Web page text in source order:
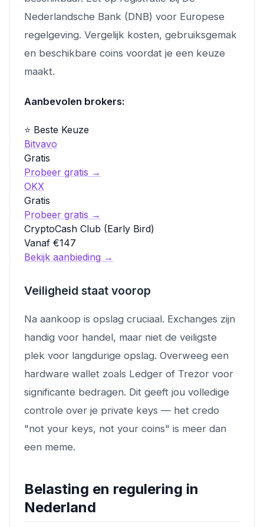
Nederlandsche Bank (DNB) voor Europese
regelgeving. Vergelijk kosten, gebruiksgemak
en beschikbare coins voordat je een keuze
maakt.
Aanbevolen brokers:
⭐ Beste Keuze
Bitvavo
Gratis
Probeer gratis →
OKX
Gratis
Probeer gratis →
CryptoCash Club (Early Bird)
Vanaf €147
Bekijk aanbieding →
Veiligheid staat voorop
Na aankoop is opslag cruciaal. Exchanges zijn
handig voor handel, maar niet de veiligste
plek voor langdurige opslag. Overweeg een
hardware wallet zoals Ledger of Trezor voor
significante bedragen. Dit geeft jou volledige
controle over je private keys — het credo
"not your keys, not your coins" is meer dan
een meme.
Belasting en regulering in
Nederland